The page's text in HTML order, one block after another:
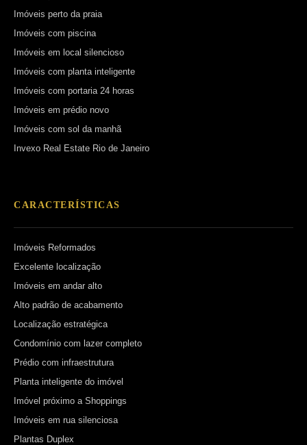
Imóveis perto da praia
Imóveis com piscina
Imóveis em local silencioso
Imóveis com planta inteligente
Imóveis com portaria 24 horas
Imóveis em prédio novo
Imóveis com sol da manhã
Invexo Real Estate Rio de Janeiro
CARACTERÍSTICAS
Imóveis Reformados
Excelente localização
Imóveis em andar alto
Alto padrão de acabamento
Localização estratégica
Condomínio com lazer completo
Prédio com infraestrutura
Planta inteligente do imóvel
Imóvel próximo a Shoppings
Imóveis em rua silenciosa
Plantas Duplex